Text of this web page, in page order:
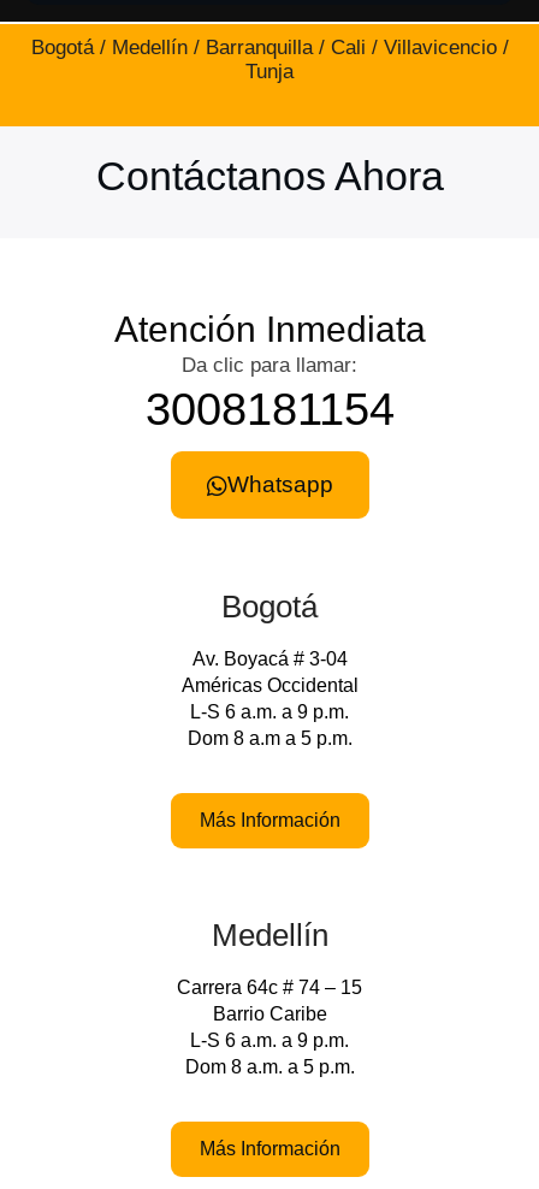
Bogotá / Medellín / Barranquilla / Cali / Villavicencio /
Tunja
Contáctanos Ahora
Atención Inmediata
Da clic para llamar:
3008181154
Whatsapp
Bogotá
Av. Boyacá # 3-04
Américas Occidental
L-S 6 a.m. a 9 p.m.
Dom 8 a.m a 5 p.m.
Más Información
Medellín
Carrera 64c # 74 – 15
Barrio Caribe
L-S 6 a.m. a 9 p.m.
Dom 8 a.m. a 5 p.m.
Más Información